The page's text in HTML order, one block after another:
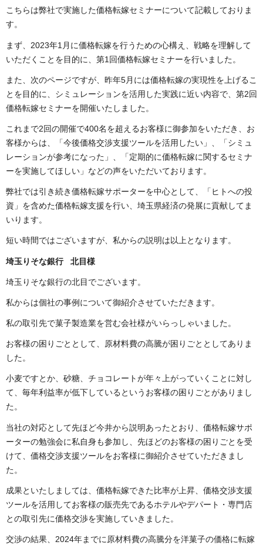
こちらは弊社で実施した価格転嫁セミナーについて記載しておりま
す。
まず、2023年1月に価格転嫁を行うための心構え、戦略を理解して
いただくことを目的に、第1回価格転嫁セミナーを行いました。
また、次のページですが、昨年5月には価格転嫁の実現性を上げるこ
とを目的に、シミュレーションを活用した実践に近い内容で、第2回
価格転嫁セミナーを開催いたしました。
これまで2回の開催で400名を超えるお客様に御参加をいただき、お
客様からは、「今後価格交渉支援ツールを活用したい」、「シミュ
レーションが参考になった」、「定期的に価格転嫁に関するセミナ
ーを実施してほしい」などの声をいただいております。
弊社では引き続き価格転嫁サポーターを中心として、「ヒトへの投
資」を含めた価格転嫁支援を行い、埼玉県経済の発展に貢献してま
いります。
短い時間ではございますが、私からの説明は以上となります。
埼玉りそな銀行 北目様
埼玉りそな銀行の北目でございます。
私からは個社の事例について御紹介させていただきます。
私の取引先で菓子製造業を営む会社様がいらっしゃいました。
お客様の困りごととして、原材料費の高騰が困りごととしてありま
した。
小麦ですとか、砂糖、チョコレートが年々上がっていくことに対し
て、毎年利益率が低下しているというお客様の困りごとがありまし
た。
当社の対応として先ほど今井から説明あったとおり、価格転嫁サポ
ーターの勉強会に私自身も参加し、先ほどのお客様の困りごとを受
けて、価格交渉支援ツールをお客様に御紹介させていただきまし
た。
成果といたしましては、価格転嫁できた比率が上昇、価格交渉支援
ツールを活用してお客様の販売先であるホテルやデパート・専門店
との取引先に価格交渉を実施していきました。
交渉の結果、2024年までに原材料費の高騰分を洋菓子の価格に転嫁